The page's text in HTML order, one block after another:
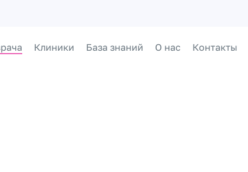
Клиники База знаний О нас Контакты